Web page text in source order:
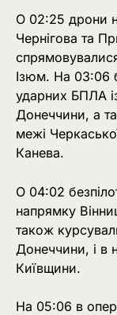
О 02:25 дрони
Чернігова та
Ізюм. На 03:06
ударних БПЛА
Донеччини, а
межі
Канева.
О 04:02
напрямку
також
Донеччини, і в
Київщини.
На 05:06 в